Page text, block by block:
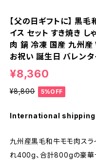
【父の日ギフトに】 黒
イス セット すき焼き
肉 鍋 冷凍 国産 九州産
お祝い 誕生日 バレンタ
¥8,360
¥8,800 5%OFF
International
九州産黒毛和牛モモ肉スラ
れ400g、合計800gの豪華